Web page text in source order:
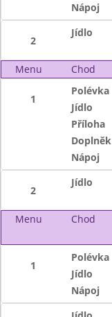
Nápoj
2
Jídlo
Menu Chod
1
Polévka
Jídlo
Příloha
Doplněk
Nápoj
2
Jídlo
Menu Chod
1
Polévka
Jídlo
Nápoj